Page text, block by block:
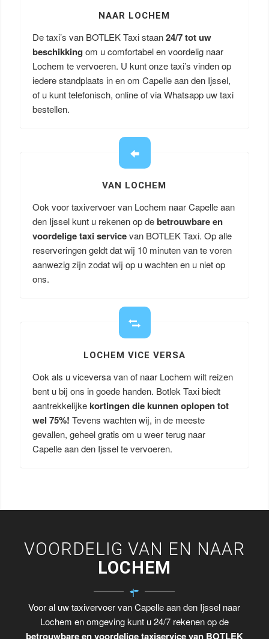
NAAR LOCHEM
De taxi’s van BOTLEK Taxi staan24/7 tot uw
beschikking om u comfortabel en voordelig naar
Lochem te vervoeren. U kunt onze taxi’s vinden op
iedere standplaats in en om Capelle aan den Ijssel,
of u kunt telefonisch, online of via Whatsapp uw taxi
bestellen.
VAN LOCHEM
Ook voor taxivervoer van Lochem naar Capelle aan
den Ijssel kunt u rekenen op debetrouwbare en
voordelige taxi servicevan BOTLEK Taxi. Op alle
reserveringen geldt dat wij 10 minuten van te voren
aanwezig zijn zodat wij op u wachten en u niet op
ons.
LOCHEM VICE VERSA
Ook als u viceversa van of naar Lochem wilt reizen
bent u bij ons in goede handen. Botlek Taxi biedt
aantrekkelijkekortingen die kunnen oplopen tot
wel 75%! Tevens wachten wij, in de meeste
gevallen, geheel gratis om u weer terug naar
Capelle aan den Ijssel te vervoeren.
VOORDELIG VAN EN NAAR
LOCHEM
Voor al uw taxivervoer van Capelle aan den Ijssel naar
Lochem en omgeving kunt u 24/7 rekenen op de
betrouwbare en voordelige taxiservice van BOTLEK